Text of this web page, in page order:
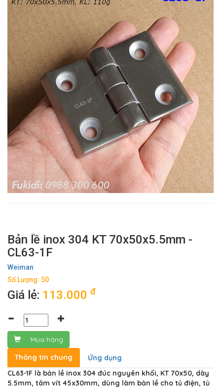
Bản lề inox 304 KT 70x50x5.5mm -
CL63-1F
Weiman
Số Lượng: 50
Giá lẻ: 113.000 đ
Mua hàng
Thông tin chung
Ứng dụng
CL63-1F là bản lề inox 304 đúc nguyên khối, KT 70x50, dày
5.5mm, tâm vít 45x30mm, dùng làm bản lề cho tủ điện, tủ